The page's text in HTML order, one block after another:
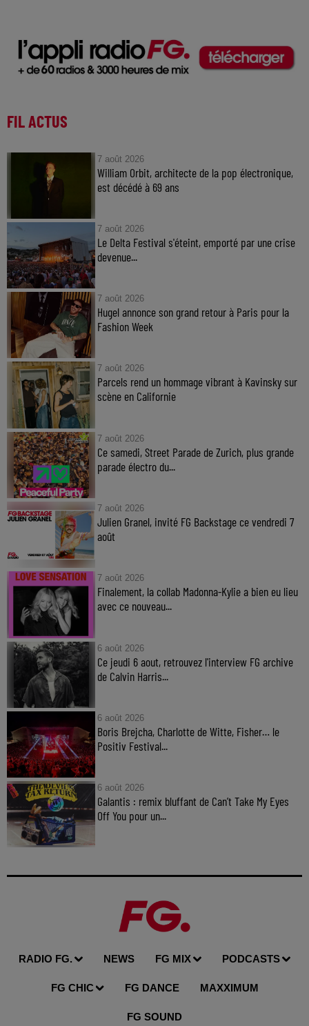
FIL ACTUS
7 août 2026
William Orbit, architecte de la pop électronique,
est décédé à 69 ans
7 août 2026
Le Delta Festival s'éteint, emporté par une crise
devenue...
7 août 2026
Hugel annonce son grand retour à Paris pour la
Fashion Week
7 août 2026
Parcels rend un hommage vibrant à Kavinsky sur
scène en Californie
7 août 2026
Ce samedi, Street Parade de Zurich, plus grande
parade électro du...
7 août 2026
Julien Granel, invité FG Backstage ce vendredi 7
août
7 août 2026
Finalement, la collab Madonna-Kylie a bien eu lieu
avec ce nouveau...
6 août 2026
Ce jeudi 6 aout, retrouvez l'interview FG archive
de Calvin Harris...
6 août 2026
Boris Brejcha, Charlotte de Witte, Fisher… le
Positiv Festival...
6 août 2026
Galantis : remix bluffant de Can’t Take My Eyes
Off You pour un...
RADIO FG. NEWS FG MIX PODCASTS
FG CHIC FG DANCE MAXXIMUM
FG SOUND